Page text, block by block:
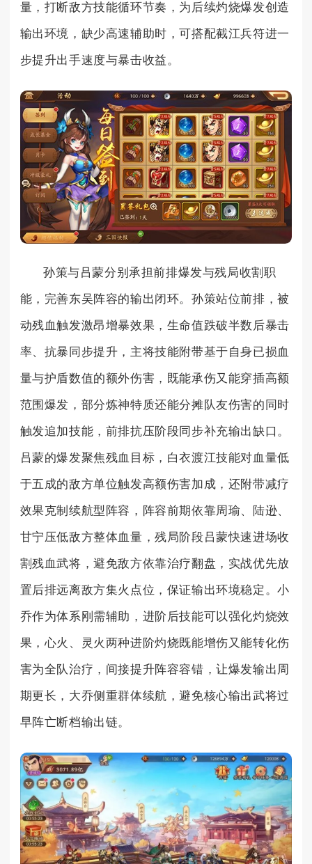
量，打断敌方技能循环节奏，为后续灼烧爆发创造
输出环境，缺少高速辅助时，可搭配截江兵符进一
步提升出手速度与暴击收益。
孙策与吕蒙分别承担前排爆发与残局收割职
能，完善东吴阵容的输出闭环。孙策站位前排，被
动残血触发激昂增暴效果，生命值跌破半数后暴击
率、抗暴同步提升，主将技能附带基于自身已损血
量与护盾数值的额外伤害，既能承伤又能穿插高额
范围爆发，部分炼神特质还能分摊队友伤害的同时
触发追加技能，前排抗压阶段同步补充输出缺口。
吕蒙的爆发聚焦残血目标，白衣渡江技能对血量低
于五成的敌方单位触发高额伤害加成，还附带减疗
效果克制续航型阵容，阵容前期依靠周瑜、陆逊、
甘宁压低敌方整体血量，残局阶段吕蒙快速进场收
割残血武将，避免敌方依靠治疗翻盘，实战优先放
置后排远离敌方集火点位，保证输出环境稳定。小
乔作为体系刚需辅助，进阶后技能可以强化灼烧效
果，心火、灵火两种进阶灼烧既能增伤又能转化伤
害为全队治疗，间接提升阵容容错，让爆发输出周
期更长，大乔侧重群体续航，避免核心输出武将过
早阵亡断档输出链。